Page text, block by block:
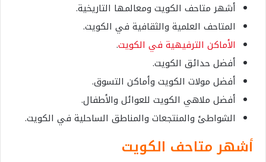
أشهر متاحف الكويت ومعالمها التاريخية.
المتاحف العلمية والثقافية في الكويت.
الأماكن الترفيهية في الكويت.
أفضل حدائق الكويت.
أفضل مولات الكويت وأماكن التسوق.
أفضل ملاهي الكويت للعوائل والأطفال.
الشواطئ والمنتجعات والمناطق الساحلية في الكويت.
أشهر متاحف الكويت